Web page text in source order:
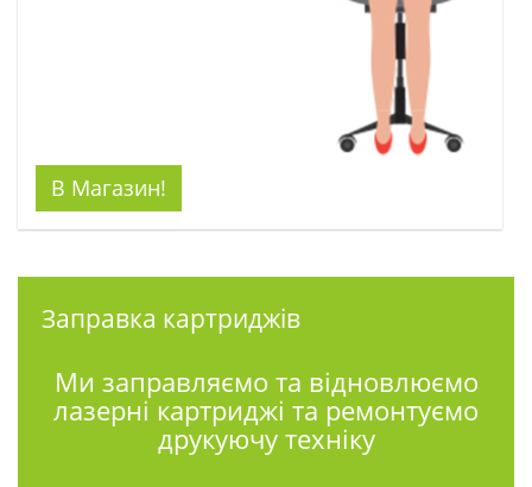
В Магазин!
Заправка картриджів
Ми заправляємо та відновлюємо
лазерні картриджі та ремонтуємо
друкуючу техніку